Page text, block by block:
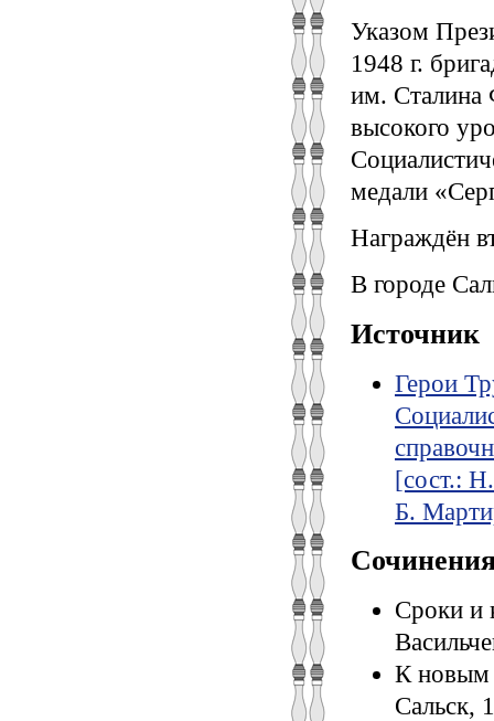
Указом
1948 г.
им. Сталина
высокого
медали
Награждён
В городе
Источник
Герои
[сост.:
Б.
Сроки и
К новым
Сальск,